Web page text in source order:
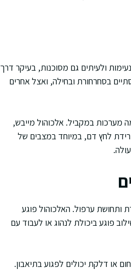
ולעיתים גם מסוכנות, בעיקר דרך
בסחרחורת ובחילה, ואצל אחרים
מערכות במקביל. אלכוהול מייבש,
לחץ דם, במיוחד במצבים של
ותחושת ערפול. האלכוהול פוגע
פוגע ביכולת לנהוג או לעבוד עם
או דלקת יכולים לפגוע בתיאבון.